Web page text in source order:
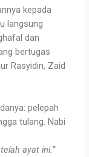
kepada
langsung
dan
bertugas
Rasyidin, Zaid
pelepah
tulang. Nabi
ayat ini.”